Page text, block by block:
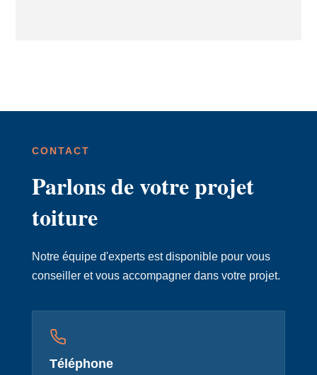
CONTACT
Parlons de votre projet
toiture
Notre équipe d'experts est disponible pour vous
conseiller et vous accompagner dans votre projet.
Téléphone